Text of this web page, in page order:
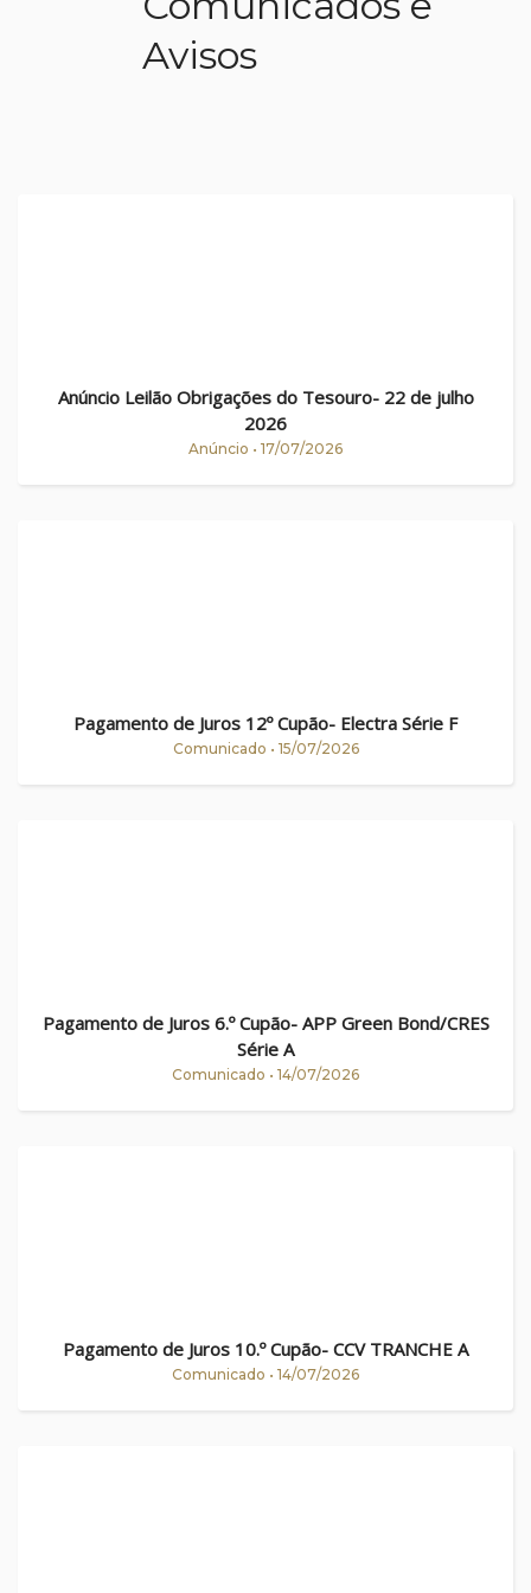
Avisos
Anúncio Leilão Obrigações do Tesouro- 22 de julho
2026
Anúncio • 17/07/2026
Pagamento de Juros 12º Cupão- Electra Série F
Comunicado • 15/07/2026
Pagamento de Juros 6.º Cupão- APP Green Bond/CRES
Série A
Comunicado • 14/07/2026
Pagamento de Juros 10.º Cupão- CCV TRANCHE A
Comunicado • 14/07/2026